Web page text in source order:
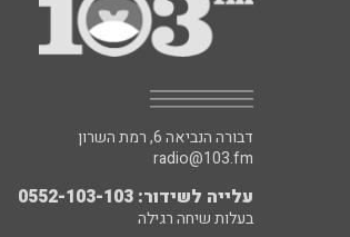
דבורה הנביאה 6, רמת השרון
radio@103.fm
עלייה לשידור: 0552-103-103
בעלות שיחה רגילה